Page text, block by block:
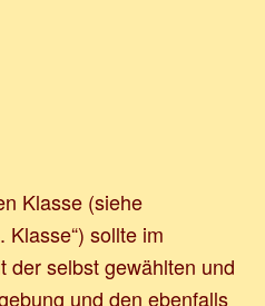
Klasse (siehe
Klasse“) sollte im
der selbst gewählten und
und den ebenfalls